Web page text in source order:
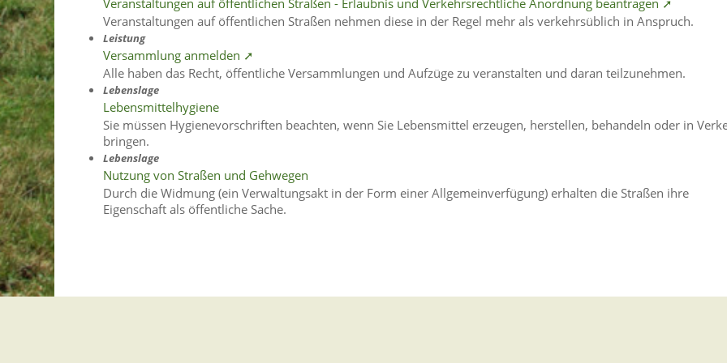
Veranstaltungen auf öffentlichen Straßen - Erlaubnis und Verkehrsrechtliche Anordnung beantragen ➚
Veranstaltungen auf öffentlichen Straßen nehmen diese in der Regel mehr als verkehrsüblich in Anspruch.
Leistung
Versammlung anmelden ➚
Alle haben das Recht, öffentliche Versammlungen und Aufzüge zu veranstalten und daran teilzunehmen.
Lebenslage
Lebensmittelhygiene
Sie müssen Hygienevorschriften beachten, wenn Sie Lebensmittel erzeugen, herstellen, behandeln oder in
bringen.
Lebenslage
Nutzung von Straßen und Gehwegen
Durch die Widmung (ein Verwaltungsakt in der Form einer Allgemeinverfügung) erhalten die Straßen ihre
Eigenschaft als öffentliche Sache.